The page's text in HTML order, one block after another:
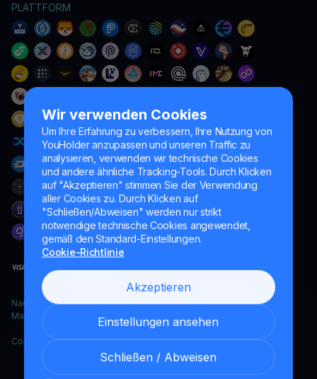
Wir verwenden Cookies
Um Ihre Erfahrung zu verbessern, Ihre Nutzung von
YouHolder anzupassen und unseren Traffic zu
analysieren, verwenden wir technische Cookies
und andere ähnliche Tracking-Tools. Durch Klicken
auf "Akzeptieren" stimmen Sie der Verwendung
aller Cookies zu. Durch Klicken auf
"Schließen/Abweisen" werden nur strikt
notwendige technische Cookies angewendet,
gemäß den Standard-Einstellungen.
Cookie-Richtlinie
Akzeptieren
Einstellungen ansehen
Schließen / Abweisen
PLATTFORM
Naumard LTD. – ausschließlich für IT-Entwicklung, Forschung und
Marketingzwecke
Copyright YouHodler, 2026.